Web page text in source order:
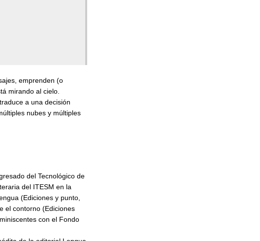
emprenden (o
mirando al cielo.
a una decisión
nubes y múltiples
del Tecnológico de
del ITESM en la
(Ediciones y punto,
el contorno (Ediciones
con el Fondo